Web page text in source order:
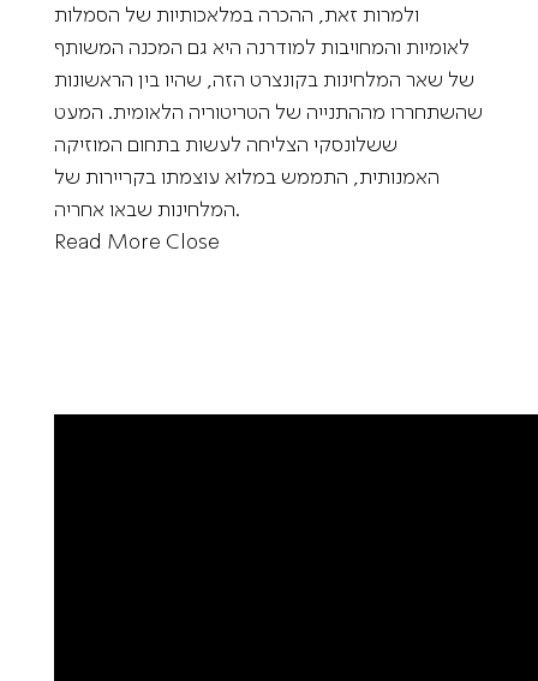
ולמרות זאת, ההכרה במלאכותיות של הסמלות
לאומיות והמחויבות למודרנה היא גם המכנה המשותף
של שאר המלחינות בקונצרט הזה, שהיו בין הראשונות
שהשתחררו מההתנייה של הטריטוריה הלאומית. המעט
ששלונסקי הצליחה לעשות בתחום המוזיקה
האמנותית, התממש במלוא עוצמתו בקריירות של
המלחינות שבאו אחריה.
Read More Close